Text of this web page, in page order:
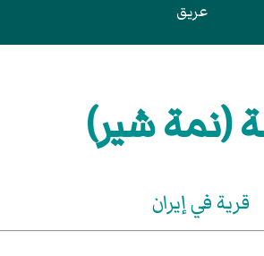
عريق
(نمة شير)
قرية في إيران